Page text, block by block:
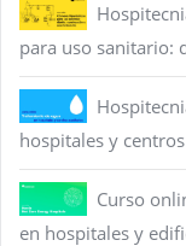
para uso sanitario:
hospitales y
Curso
en hospitales y